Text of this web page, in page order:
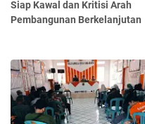
Siap Kawal dan Kritisi Arah
Pembangunan Berkelanjutan